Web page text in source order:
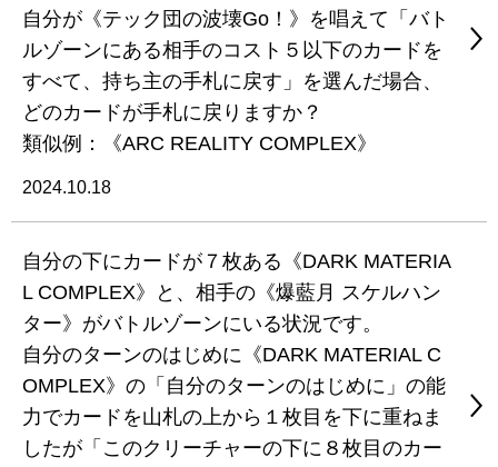
自分が《テック団の波壊Go！》を唱えて「バト
ルゾーンにある相手のコスト５以下のカードを
すべて、持ち主の手札に戻す」を選んだ場合、
どのカードが手札に戻りますか？
類似例：《ARC REALITY COMPLEX》
2024.10.18
自分の下にカードが７枚ある《DARK MATERIA
L COMPLEX》と、相手の《爆藍月 スケルハン
ター》がバトルゾーンにいる状況です。
自分のターンのはじめに《DARK MATERIAL C
OMPLEX》の「自分のターンのはじめに」の能
力でカードを山札の上から１枚目を下に重ねま
したが「このクリーチャーの下に８枚目のカー